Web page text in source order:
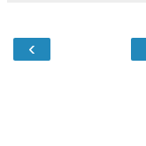
‹